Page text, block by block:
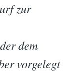
zur
dem
vorgelegt